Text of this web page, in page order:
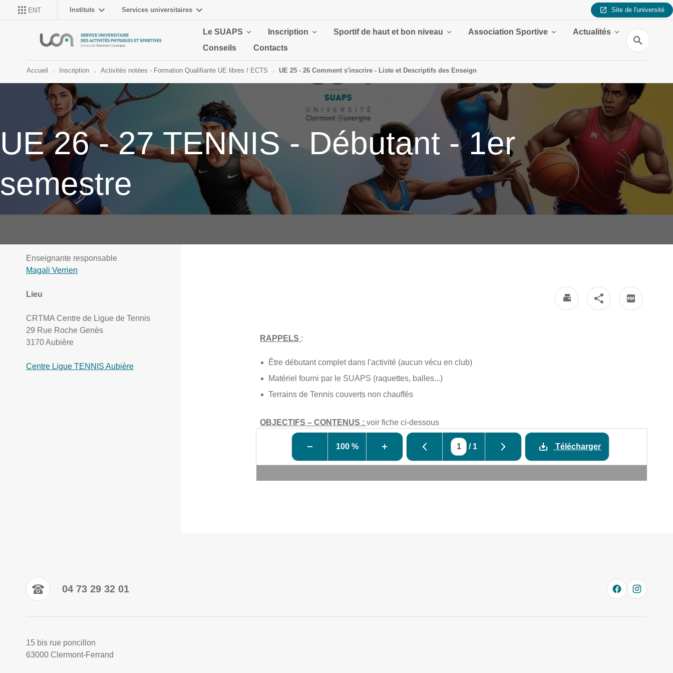
ENT Instituts Services universitaires Site de l'université
Le SUAPS Inscription Sportif de haut et bon niveau Association Sportive
Actualités
Conseils
Contacts
Recherche
Accueil Inscription Activités notées - Formation Qualifiante UE libres / ECTS UE 25 - 26 Comment s'inscrire - Liste et Descriptifs des Enseign
UE 26 - 27 TENNIS - Débutant - 1er
semestre
RAPPELS :
Être débutant complet dans l'activité (aucun vécu en club)
Matériel fourni par le SUAPS (raquettes, balles...)
Terrains de Tennis couverts non chauffés
OBJECTIFS – CONTENUS :voir fiche ci-dessous
100 % / 1 Télécharger
Enseignante responsable
Magali Verrien
Lieu
CRTMA Centre de Ligue de Tennis
29 Rue Roche Genès
3170 Aubière
Centre Ligue TENNIS Aubière
04 73 29 32 01
15 bis rue poncillon
63000 Clermont-Ferrand